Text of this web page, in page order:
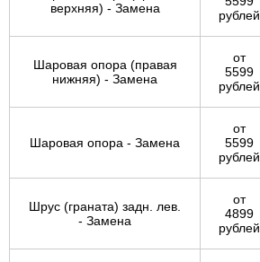
верхняя) - Замена
рублей
Шаровая опора (правая
нижняя) - Замена
от
5599
рублей
Шаровая опора - Замена
от
5599
рублей
Шрус (граната) задн. лев.
- Замена
от
4899
рублей